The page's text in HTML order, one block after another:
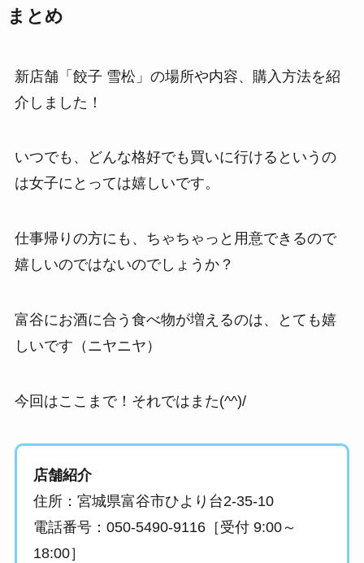
まとめ
新店舗「餃子 雪松」の場所や内容、購入方法を紹
介しました！
いつでも、どんな格好でも買いに行けるというの
は女子にとっては嬉しいです。
仕事帰りの方にも、ちゃちゃっと用意できるので
嬉しいのではないのでしょうか？
富谷にお酒に合う食べ物が増えるのは、とても嬉
しいです（ニヤニヤ）
今回はここまで！それではまた(^^)/
店舗紹介
住所：宮城県富谷市ひより台2-35-10
電話番号：050-5490-9116［受付 9:00～
18:00］